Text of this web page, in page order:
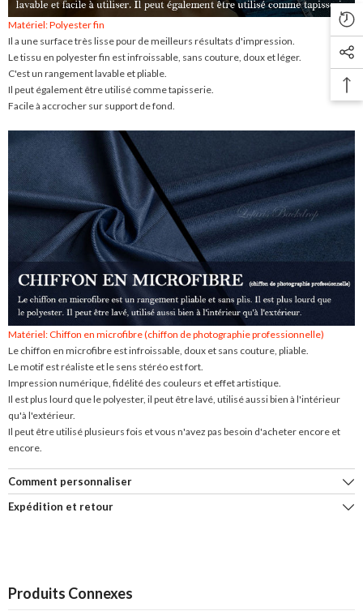
Matériel: Polyester fin
Il a une surface très lisse pour de meilleurs résultats d'impression.
Le tissu en polyester fin est infroissable, sans couture, doux et léger.
C'est un rangement lavable et pliable.
Il peut également être utilisé comme tapisserie.
Facile à accrocher sur support de fond.
Matériel: Chiffon en microfibre (chiffon de photographie professionnelle)
Le chiffon en microfibre est infroissable, doux et sans couture, pliable.
Le motif est réaliste et le sens stéréo est fort.
Impression numérique, fidélité des couleurs et effet artistique.
Il est plus lourd que le polyester, il peut être lavé, utilisé aussi bien à l'intérieur
qu'à l'extérieur.
Il peut être utilisé plusieurs fois et vous n'avez pas besoin d'acheter encore et
encore.
Comment personnaliser
Expédition et retour
Produits Connexes